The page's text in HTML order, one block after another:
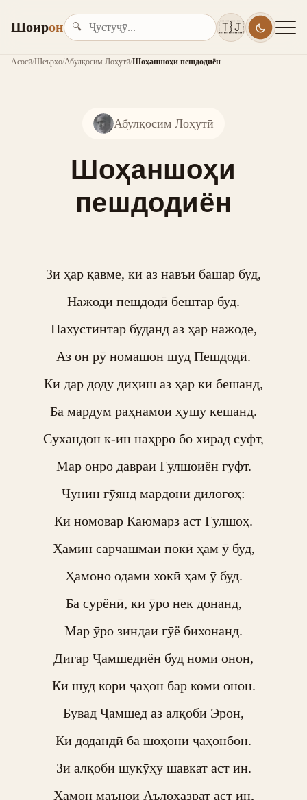
Шоирон 🔍 🇹🇯
Асосӣ/Шеърҳо/Абулқосим Лоҳутӣ/Шоҳаншоҳи пешдодиён
Абулқосим Лоҳутӣ
Шоҳаншоҳи
пешдодиён
Зи ҳар қавме, ки аз навъи башар буд,
Нажоди пешдодӣ бештар буд.
Нахустинтар буданд аз ҳар нажоде,
Аз он рӯ номашон шуд Пешдодӣ.
Ки дар доду диҳиш аз ҳар ки бешанд,
Ба мардум раҳнамои ҳушу кешанд.
Сухандон к-ин наҳрро бо хирад суфт,
Мар онро давраи Гулшоиён гуфт.
Чунин гӯянд мардони дилогоҳ:
Ки номовар Каюмарз аст Гулшоҳ.
Ҳамин сарчашмаи покӣ ҳам ӯ буд,
Ҳамоно одами хокӣ ҳам ӯ буд.
Ба сурёнӣ, ки ӯро нек донанд,
Мар ӯро зиндаи гӯё бихонанд.
Дигар Ҷамшедиён буд номи онон,
Ки шуд кори ҷаҳон бар коми онон.
Бувад Ҷамшед аз алқоби Эрон,
Ки додандӣ ба шоҳони ҷаҳонбон.
Зи алқоби шукӯҳу шавкат аст ин.
Ҳамон маънои Аълоҳазрат аст ин,